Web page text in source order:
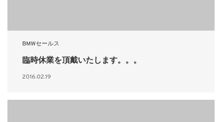
BMWセールス
臨時休業を頂戴いたします。。。
2016.02.19